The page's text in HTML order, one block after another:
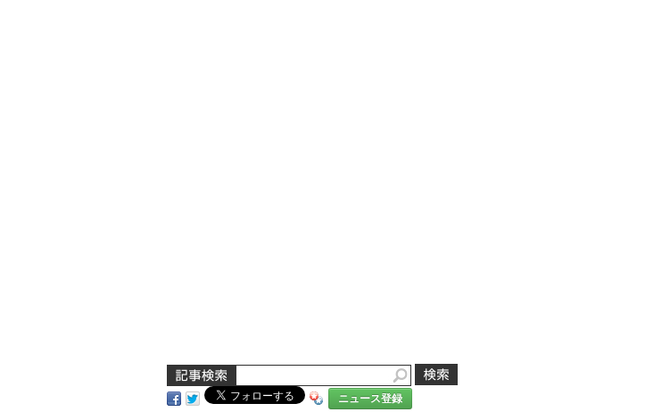
ニュース登録